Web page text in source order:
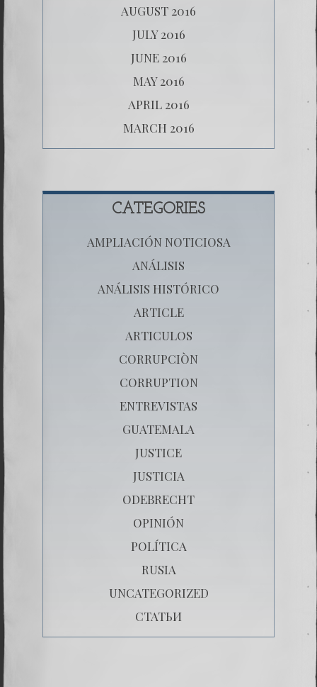
AUGUST 2016
JULY 2016
JUNE 2016
MAY 2016
APRIL 2016
MARCH 2016
CATEGORIES
AMPLIACIÓN NOTICIOSA
ANÁLISIS
ANÁLISIS HISTÓRICO
ARTICLE
ARTICULOS
CORRUPCIÒN
CORRUPTION
ENTREVISTAS
GUATEMALA
JUSTICE
JUSTICIA
ODEBRECHT
OPINIÓN
POLÍTICA
RUSIA
UNCATEGORIZED
СТАТЬИ